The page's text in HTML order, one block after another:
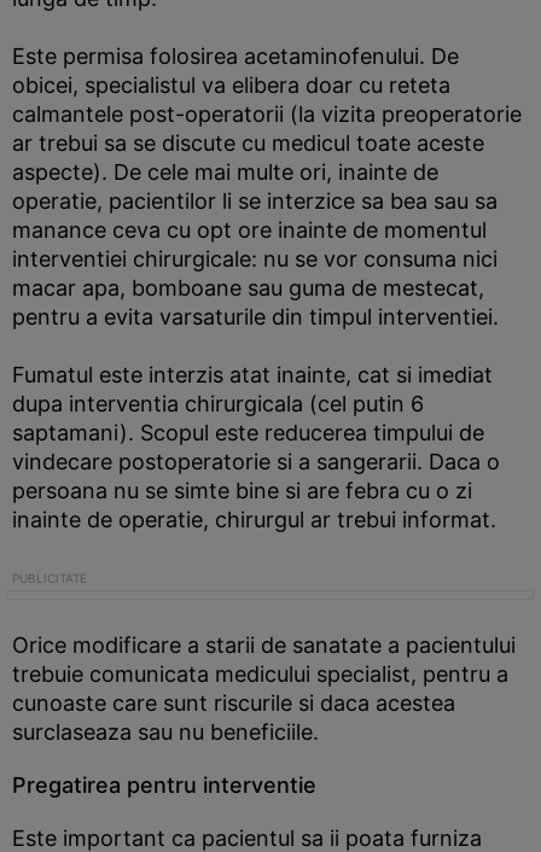
Este permisa folosirea acetaminofenului. De
obicei, specialistul va elibera doar cu reteta
calmantele post-operatorii (la vizita preoperatorie
ar trebui sa se discute cu medicul toate aceste
aspecte). De cele mai multe ori, inainte de
operatie, pacientilor li se interzice sa bea sau sa
manance ceva cu opt ore inainte de momentul
interventiei chirurgicale: nu se vor consuma nici
macar apa, bomboane sau guma de mestecat,
pentru a evita varsaturile din timpul interventiei.
Fumatul este interzis atat inainte, cat si imediat
dupa interventia chirurgicala (cel putin 6
saptamani). Scopul este reducerea timpului de
vindecare postoperatorie si a sangerarii. Daca o
persoana nu se simte bine si are febra cu o zi
inainte de operatie, chirurgul ar trebui informat.
Orice modificare a starii de sanatate a pacientului
trebuie comunicata medicului specialist, pentru a
cunoaste care sunt riscurile si daca acestea
surclaseaza sau nu beneficiile.
Pregatirea pentru interventie
Este important ca pacientul sa ii poata furniza